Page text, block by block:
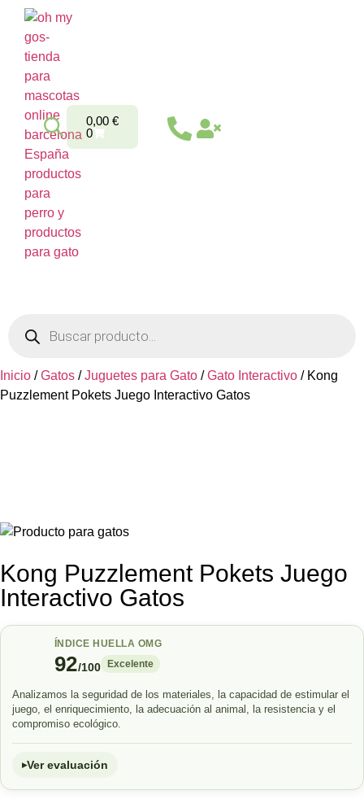
0,00 €
0
Inicio /Gatos /Juguetes para Gato /Gato Interactivo / Kong
Puzzlement Pokets Juego Interactivo Gatos
Kong Puzzlement Pokets Juego
Interactivo Gatos
ÍNDICE HUELLA OMG
92/100 Excelente
Analizamos la seguridad de los materiales, la capacidad de estimular el
juego, el enriquecimiento, la adecuación al animal, la resistencia y el
compromiso ecológico.
Ver evaluación